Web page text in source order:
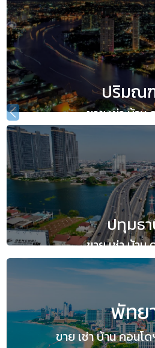
ปริมณ
ขาย เช่า บ้าน
ปทุมธ
ขาย เช่า บ้าน
พัทย
ขาย เช่า บ้าน คอนโ